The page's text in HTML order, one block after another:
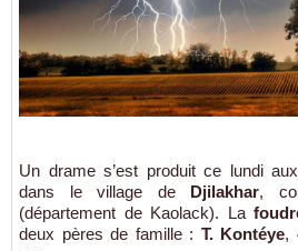
Un drame s’est produit ce lundi
dans le village de Djilakhar,
(département de Kaolack). La
deux pères de famille : T. Kontéye,